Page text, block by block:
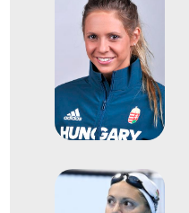
2016
XXXI. nyári